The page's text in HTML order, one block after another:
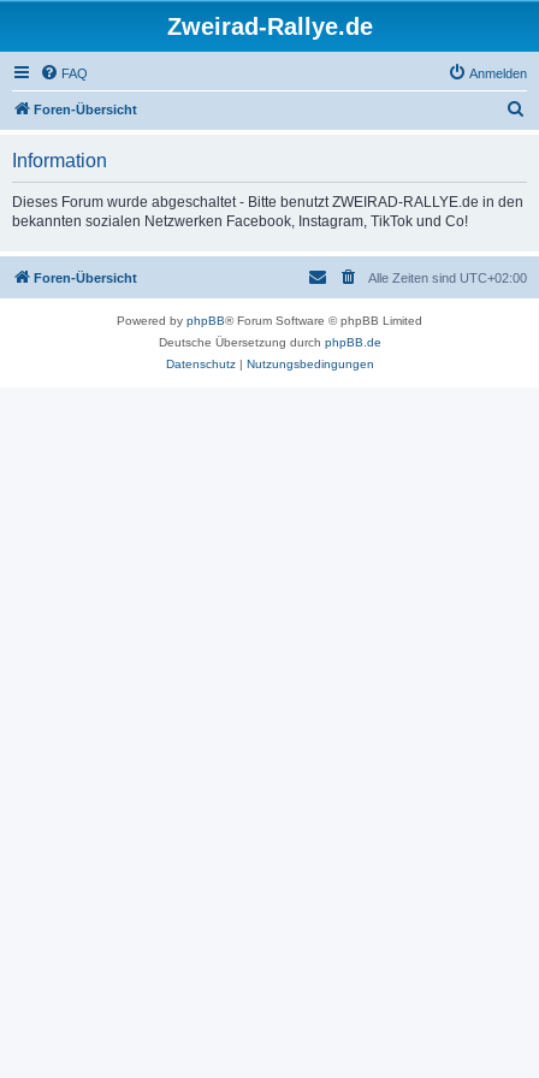
Zweirad-Rallye.de
FAQ Anmelden
Foren-Übersicht
Information
Dieses Forum wurde abgeschaltet - Bitte benutzt ZWEIRAD-RALLYE.de in den
bekannten sozialen Netzwerken Facebook, Instagram, TikTok und Co!
Foren-Übersicht Alle Zeiten sind UTC+02:00
Powered by phpBB® Forum Software © phpBB Limited
Deutsche Übersetzung durch phpBB.de
Datenschutz| Nutzungsbedingungen